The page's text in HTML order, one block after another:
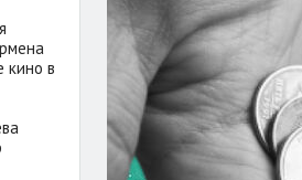
кино в